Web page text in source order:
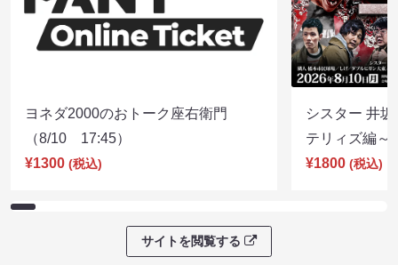
ヨネダ2000のおトーク座右衛門
（8/10 17:45）
¥1300 (税込)
シスター 井
テリィズ編
¥1800 (税込)
サイトを閲覧する